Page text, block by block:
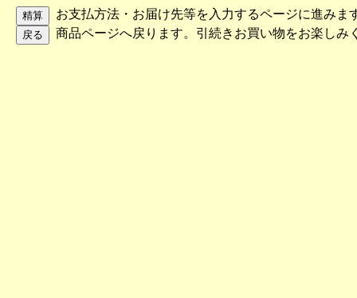
お支払方法・お届け先等を入力するページに進みま
商品ページへ戻ります。引続きお買い物をお楽しみ